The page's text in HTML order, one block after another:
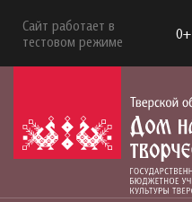
Сайт работает в
тестовом режиме
0+